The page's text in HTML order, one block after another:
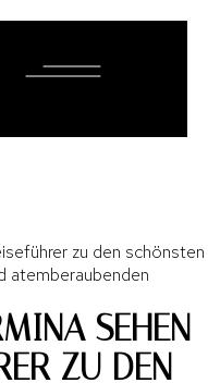
zu den schönsten
atemberaubenden
SEHEN
ZU DEN